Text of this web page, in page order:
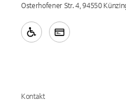
Osterhofener Str. 4, 94550
Kontakt